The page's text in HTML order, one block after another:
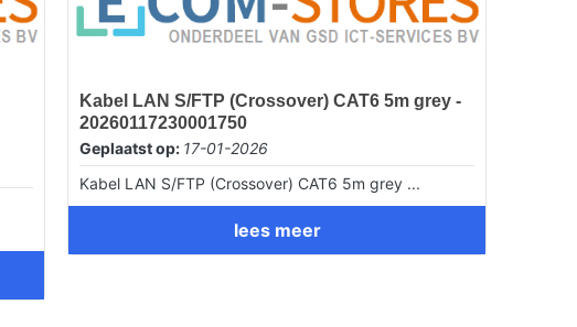
Kabel LAN S/FTP (Crossover) CAT6 5m grey -
20260117230001750
Geplaatst op: 17-01-2026
Kabel LAN S/FTP (Crossover) CAT6 5m grey ...
lees meer